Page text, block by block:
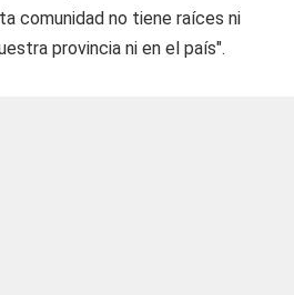
comunidad no tiene raíces ni
provincia ni en el país".